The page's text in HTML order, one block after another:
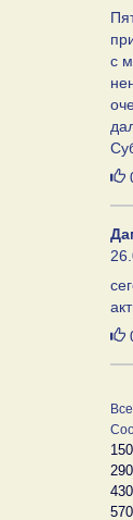
с